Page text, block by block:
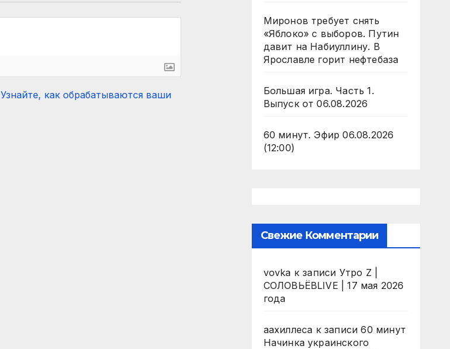
Узнайте, как обрабатываются ваши
Миронов требует снять
«Яблоко» с выборов. Путин
давит на Набиуллину. В
Ярославле горит нефтебаза
Большая игра. Часть 1.
Выпуск от 06.08.2026
60 минут. Эфир 06.08.2026
(12:00)
Свежие Комментарии
vovka к записи Утро Z |
СОЛОВЬЁВLIVE | 17 мая 2026
года
аахиллеса к записи60 минут
Начинка украинского